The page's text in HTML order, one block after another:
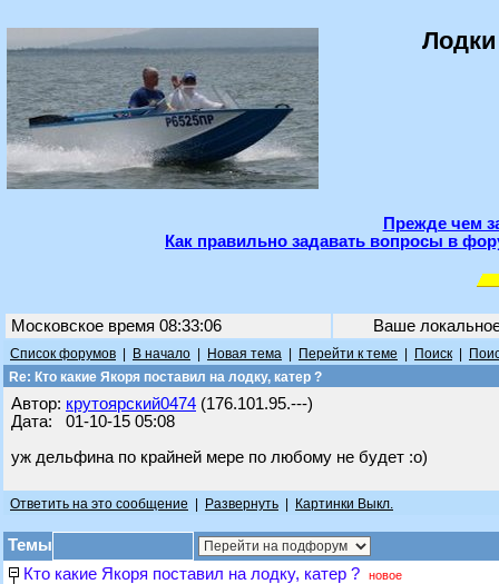
Прежде чем
Как правильно задавать вопросы в
Московское время 08:33:06 Ваше
Список форумов В начало Новая тема Перейти к теме Поиск
Re: Кто какие Якоря поставил на лодку, катер ?
Автор: крутоярский0474 (176.101.95.---)
Дата: 01-10-15 05:08
уж дельфина по крайней мере по любому не будет :о)
Ответить на это сообщение Развернуть Картинки Выкл.
Темы
Кто какие Якоря поставил на лодку, катер ?
новое